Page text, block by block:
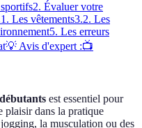
2. Évaluer votre
Les vêtements3.2. Les
5. Les erreurs
💡 Avis d'expert :📺
est essentiel pour
plaisir dans la pratique
la musculation ou des